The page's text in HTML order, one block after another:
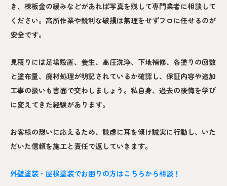
き、棟板金の緩みなどがあれば写真を残して専門業者に相談して
ください。高所作業や鋭利な破損は無理をせずプロに任せるのが
安全です。
見積りには足場設置、養生、高圧洗浄、下地補修、各塗りの回数
と塗布量、廃材処理が明記されているか確認し、保証内容や追加
工事の扱いも書面で交わしましょう。私自身、過去の後悔を学び
に変えてきた経験があります。
お客様の想いに応えるため、謙虚に耳を傾け誠実に行動し、いた
だいた信頼を施工と責任で返していきます。
外壁塗装・屋根塗装でお困りの方はこちらから相談！